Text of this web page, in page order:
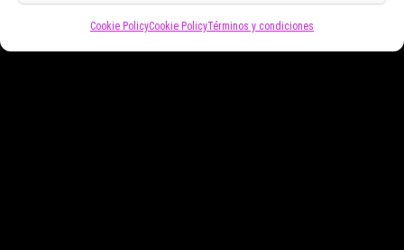
Cookie PolicyCookie PolicyTérminos y condiciones
Funciona gracias aWordPress |Tema:Envo Magazine